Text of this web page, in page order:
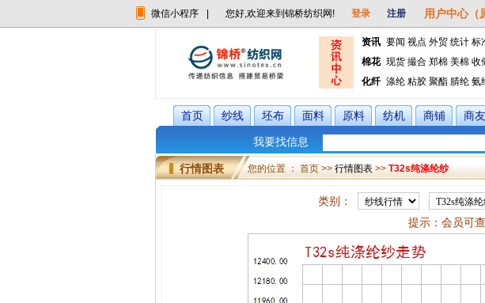
微信小程序 您好,欢迎来到锦桥纺织网! 登录 注册 用户中心（
资讯 要闻 视点 外贸 统计 标
棉花 现货 撮合 郑棉 美棉 收
化纤 涤纶 粘胶 聚酯 腈纶 氨
首页 纱线 坯布 面料 原料 纺机 商铺 商友
我要找信息
行情图表 您的位置 ： 首页 >>行情图表>>T32s纯涤纶纱
类别：
提示：会员可